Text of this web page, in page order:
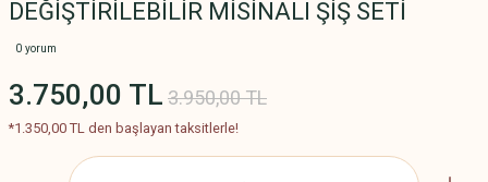
DEĞİŞTİRİLEBİLİR MİSİNALI ŞİŞ SETİ
0 yorum
3.750,00 TL 3.950,00 TL
*1.350,00 TL den başlayan taksitlerle!